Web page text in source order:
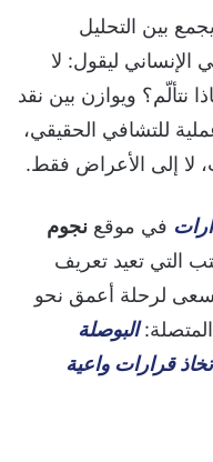
بين التحليل
الإنساني ليقول: لا
نتألّم؟ ويوازن بين نقد
للتشافي الحقيقي،
لا إلى الأعراض فقط.
في موقع نجوم
التي تعيد تعريف
يسعى لرحلة أعمق نحو
المتصلة:البوصلة
قرارات واعية